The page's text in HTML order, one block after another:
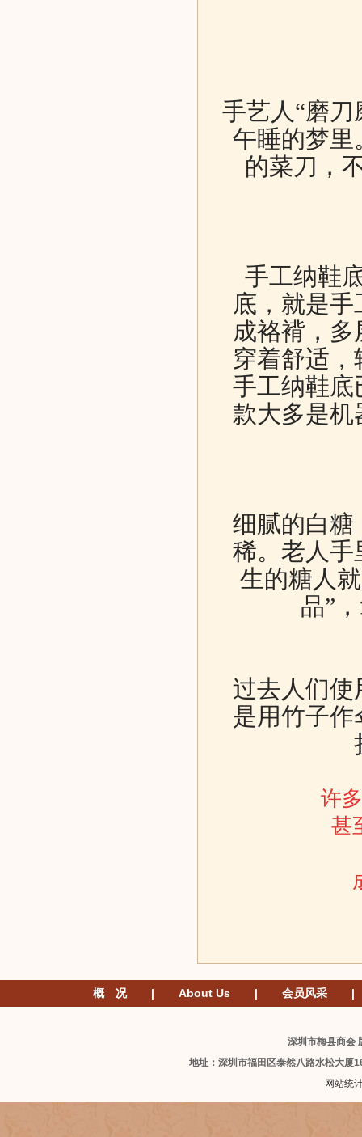
手艺人“磨
午睡的梦里
的菜刀，
手工纳鞋
底，就是
成袼褙，
穿着舒适
手工纳鞋底
款大多是
细腻的白糖
稀。老人手
生的糖人
品”
过去人们使
是用竹子
许
甚
概 况 | About Us | 会员风采 |
深圳市梅县商
地址：深圳市福田区泰然八路水松大厦
网站统